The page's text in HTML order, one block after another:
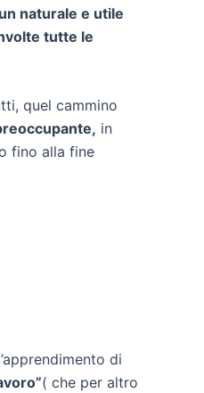
naturale e utile
tutte le
quel cammino
in
fino alla fine
di
( che per altro